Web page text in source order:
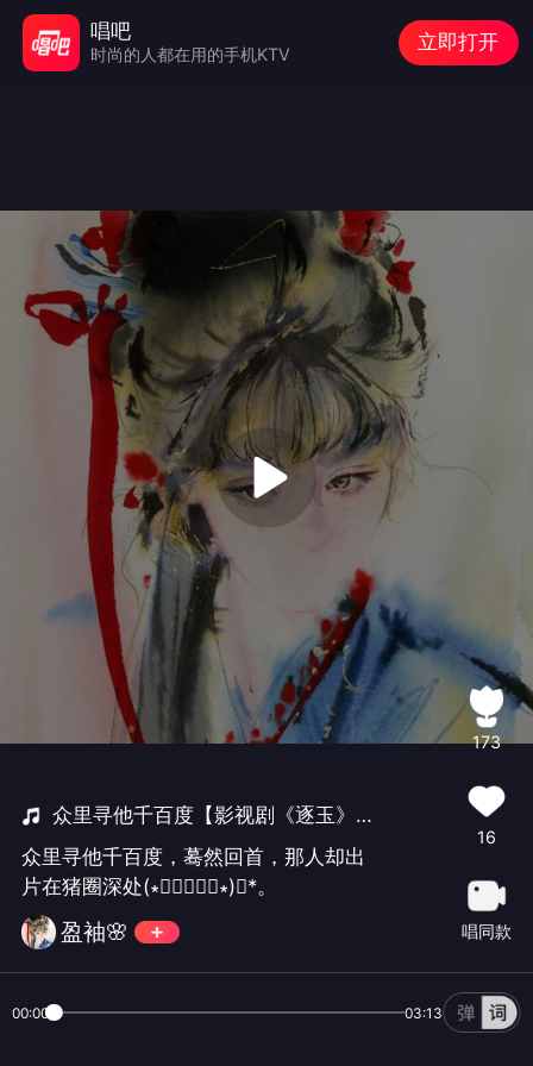
众里寻他千百度【影视剧《逐玉》爱情主题曲】
众里寻他千百度，蓦然回首，那人却出
片在猪圈深处(∗❛ั∀❛ั∗)✧*。
盈袖🌸
173
16
唱同款
00:00 03:13
唱吧
时尚的人都在用的手机KTV
立即打开